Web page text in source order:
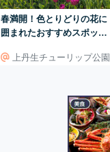
春満開！色とりどりの花に
囲まれたおすすめスポット
園」上丹生チューリップ公園